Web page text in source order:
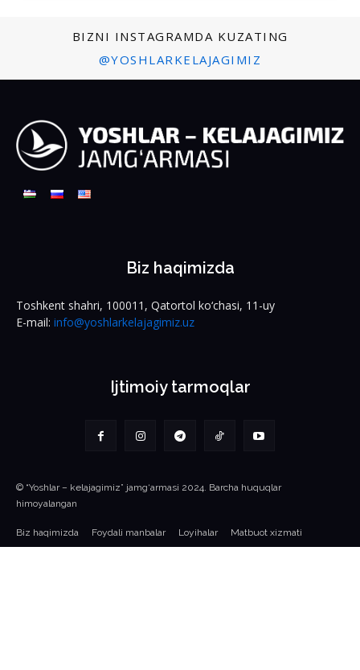
BIZNI INSTAGRAMDA KUZATING
@YOSHLARKELAJAGIMIZ
Biz haqimizda
Toshkent shahri, 100011, Qatortol ko‘chasi, 11-uy
E-mail: info@yoshlarkelajagimiz.uz
Ijtimoiy tarmoqlar
© “Yoshlar – kelajagimiz” jamg‘armasi 2024. Barcha huquqlar
himoyalangan
Biz haqimizda Foydali manbalar Loyihalar Matbuot xizmati